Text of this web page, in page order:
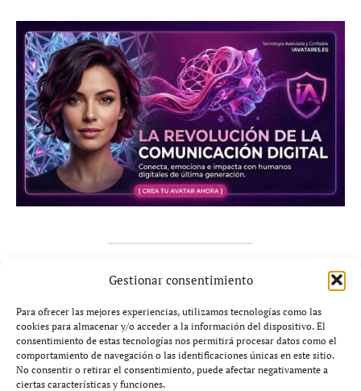
Gestionar consentimiento
Para ofrecer las mejores experiencias, utilizamos tecnologías como las
cookies para almacenar y/o acceder a la información del dispositivo. El
consentimiento de estas tecnologías nos permitirá procesar datos como el
comportamiento de navegación o las identificaciones únicas en este sitio.
No consentir o retirar el consentimiento, puede afectar negativamente a
ciertas características y funciones.
Más potencia, más IA y mejor batería
Qualcomm asegura que esta nueva generación de
procesadores está diseñada para ofrecer“experiencias
reales”, con mejoras centradas en el uso diario de los